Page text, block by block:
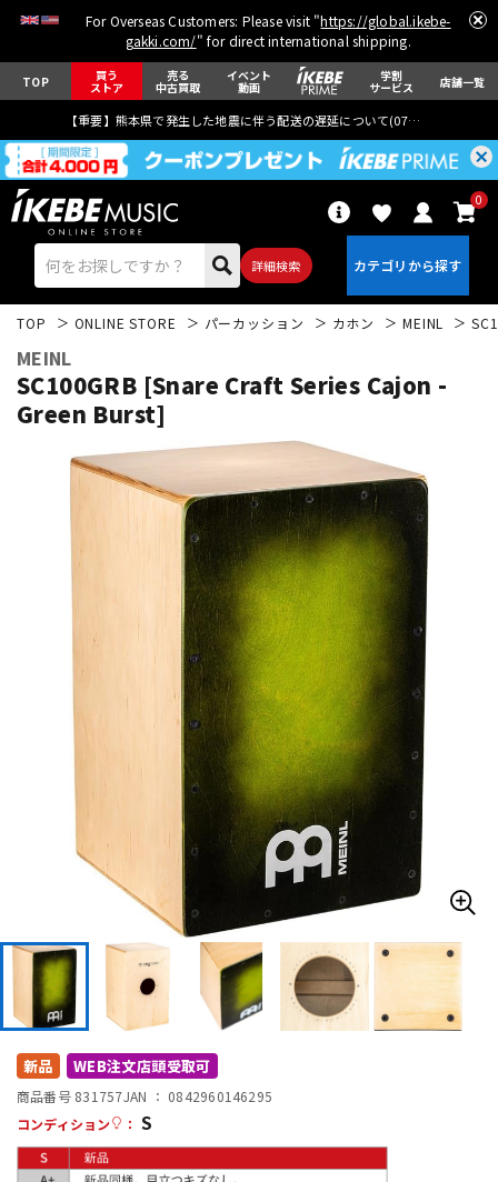
For Overseas Customers: Please visit "https://global.ikebe-
gakki.com/" for direct international shipping.
TOP 買う
ストア
売る
中古買取
イベント
動画
学割
サービス 店舗一覧
【重要】熊本県で発生した地震に伴う配送の遅延について(07月29日
詳細検索
0
エレキギター アコギ/エレアコ
ウクレレ
パーカッション
電子ピアノ
その他楽器
アンプ エフェクター
DTM オンライン納品 レコーディング機器
配信/ライブ機器
中古 ヴィンテージ
TOP ONLINE STORE パーカッション カホン MEINL
MEINL
SC100GRB [Snare Craft Series Cajon -
Green Burst]
新品 WEB注文店頭受取可
商品番号 831757JAN ： 0842960146295
コンディション
： S